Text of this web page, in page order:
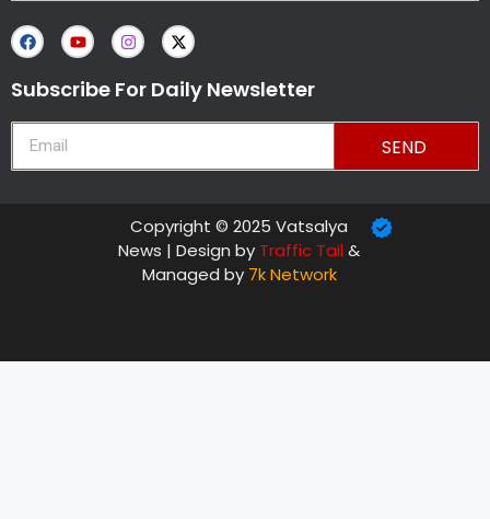
Subscribe For Daily Newsletter
SEND
Copyright © 2025 Vatsalya
News | Design by Traffic Tail&
Managed by 7k Network